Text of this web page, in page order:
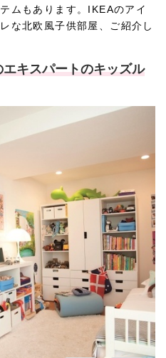
ムもあります。IKEAのアイ
な北欧風子供部屋、ご紹介し
キスパートのキッズル